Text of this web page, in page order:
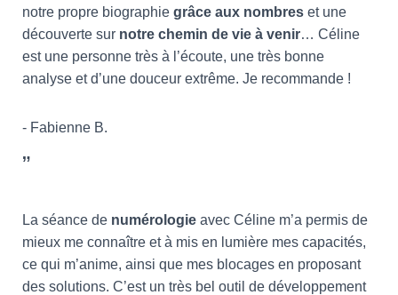
notre propre biographie grâce aux nombres et une
découverte sur notre chemin de vie à venir… Céline
est une personne très à l’écoute, une très bonne
analyse et d’une douceur extrême. Je recommande !
- Fabienne B.
”
La séance de numérologie avec Céline m’a permis de
mieux me connaître et à mis en lumière mes capacités,
ce qui m’anime, ainsi que mes blocages en proposant
des solutions. C’est un très bel outil de développement